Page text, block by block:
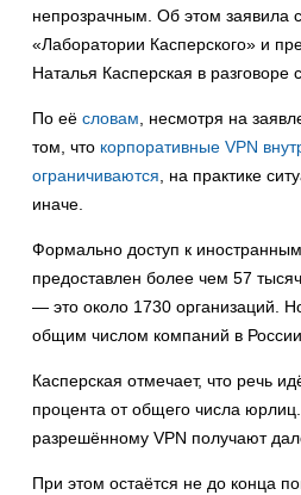
непрозрачным. Об этом заявила
«Лаборатории Касперского» и
Наталья Касперская в разговоре
По её словам, несмотря на
том, что корпоративные VPN
ограничиваются, на практике
иначе.
Формально доступ к
предоставлен более чем 57
— это около 1730 организаций.
общим числом компаний в
Касперская отмечает, что речь
процента от общего числа
разрешённому VPN получают
При этом остаётся не до конца